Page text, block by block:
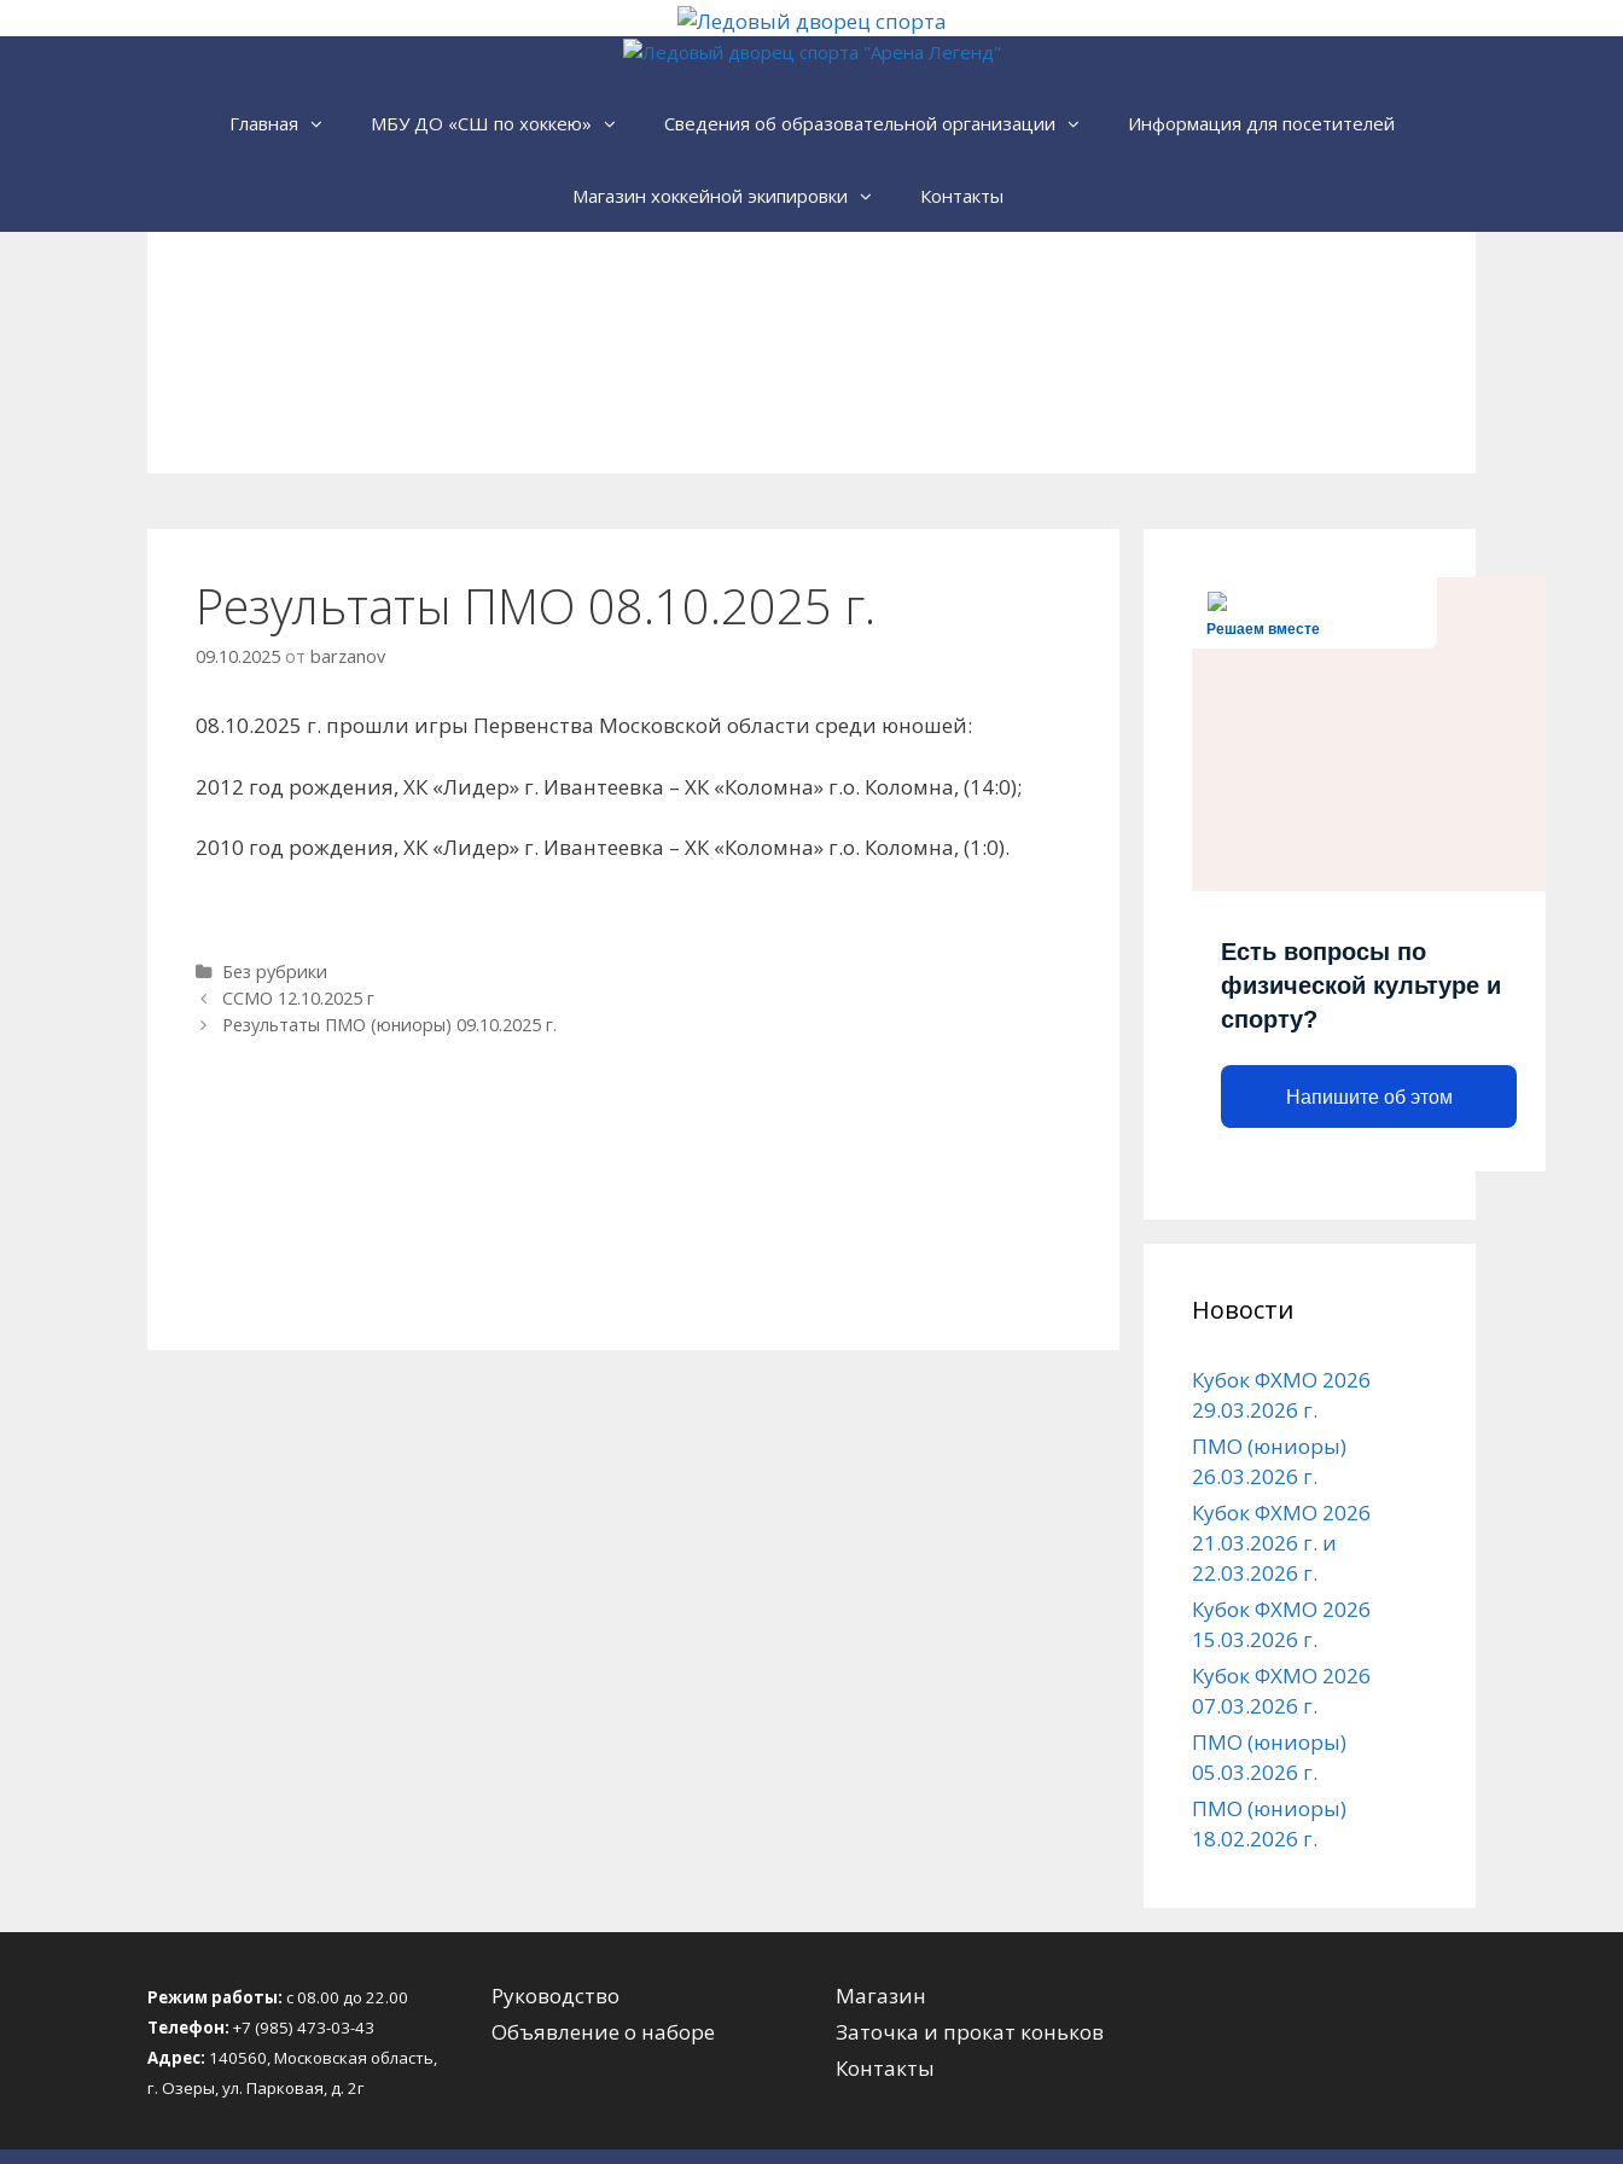
Главная МБУ ДО «СШ по хоккею» Сведения об образовательной организации Информация для посетителей
Магазин хоккейной экипировки
Контакты
Найти
Результаты ПМО 08.10.2025 г.
09.10.2025 от barzanov
08.10.2025 г. прошли игры Первенства Московской области среди юношей:
2012 год рождения, ХК «Лидер» г. Ивантеевка – ХК «Коломна» г.о. Коломна, (14:0);
2010 год рождения, ХК «Лидер» г. Ивантеевка – ХК «Коломна» г.о. Коломна, (1:0).
Рубрики
Без рубрики
Навигация
записи
ССМО 12.10.2025 г
Результаты ПМО (юниоры) 09.10.2025 г.
Решаем вместе
Есть вопросы по
физической культуре и
спорту?
Напишите об этом
Новости
Кубок ФХМО 2026
29.03.2026 г.
ПМО (юниоры)
26.03.2026 г.
Кубок ФХМО 2026
21.03.2026 г. и
22.03.2026 г.
Кубок ФХМО 2026
15.03.2026 г.
Кубок ФХМО 2026
07.03.2026 г.
ПМО (юниоры)
05.03.2026 г.
ПМО (юниоры)
18.02.2026 г.
Режим работы: с 08.00 до 22.00
Телефон: +7 (985) 473-03-43
Адрес: 140560, Московская область,
г. Озеры, ул. Парковая, д. 2г
Руководство
Объявление о наборе
Магазин
Заточка и прокат коньков
Контакты